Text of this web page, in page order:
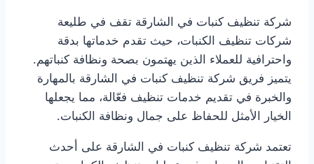
شركة تنظيف كنبات في الشارقة تقف في طليعة
شركات تنظيف الكنبات، حيث تقدم خدماتها بدقة
واحترافية للعملاء الذين يهتمون بصحة ونظافة كنباتهم.
يتميز فريق شركة تنظيف كنبات في الشارقة بالمهارة
والخبرة في تقديم خدمات تنظيف فعّالة، مما يجعلها
الخيار الأمثل للحفاظ على جمال ونظافة الكنبات.
تعتمد شركة تنظيف كنبات في الشارقة على أحدث